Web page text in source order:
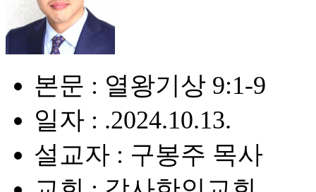
본문 : 열왕기상 9:1-9
일자 : .2024.10.13.
설교자 : 구봉주 목사